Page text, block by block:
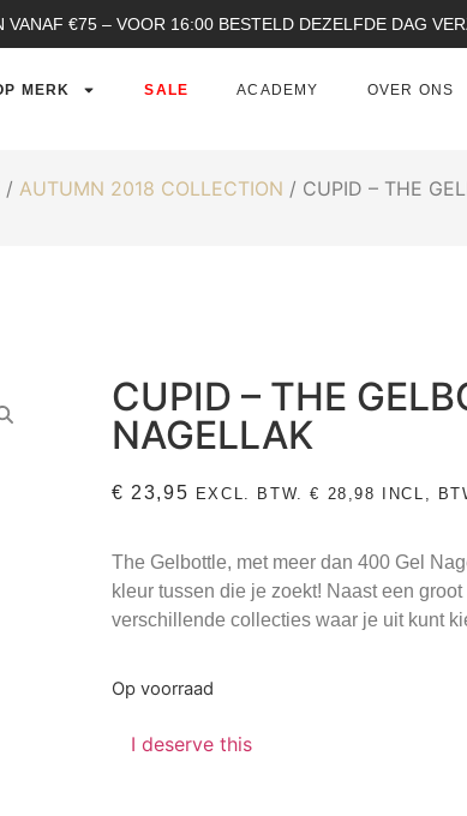
VANAF €75 – VOOR 16:00 BESTELD DEZELFDE DAG
MERK SALE ACADEMY OVER ONS
/ AUTUMN 2018 COLLECTION / CUPID – THE
CUPID – THE
NAGELLAK
€ 23,95 EXCL. BTW.€ 28,98 INCL,
The Gelbottle, met meer dan 400 Gel
kleur tussen die je zoekt! Naast een
verschillende collecties waar je uit kunt
Op voorraad
I deserve this